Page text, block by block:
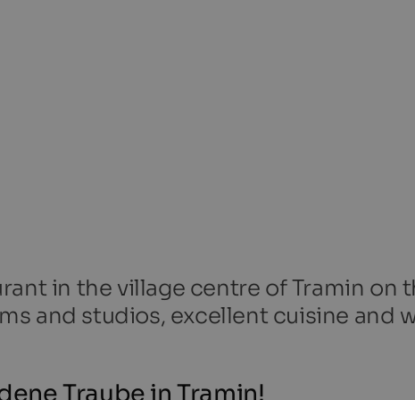
in the village centre of Tramin on
and studios, excellent cuisine and
Traube in Tramin!